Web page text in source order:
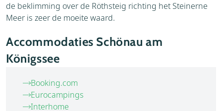
de beklimming over de Röthsteig richting het Steinerne
Meer is zeer de moeite waard.
Accommodaties Schönau am
Königssee
Booking.com
Eurocampings
Interhome